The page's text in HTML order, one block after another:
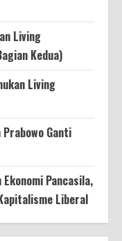
Living
Kedua)
Living
Ganti
Pancasila,
Liberal